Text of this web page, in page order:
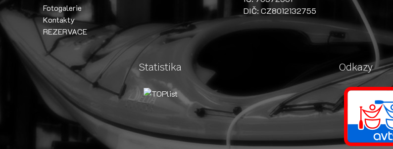
Fotogalerie
Kontakty
REZERVACE
DIČ: CZ8012132755
Statistika Odkazy